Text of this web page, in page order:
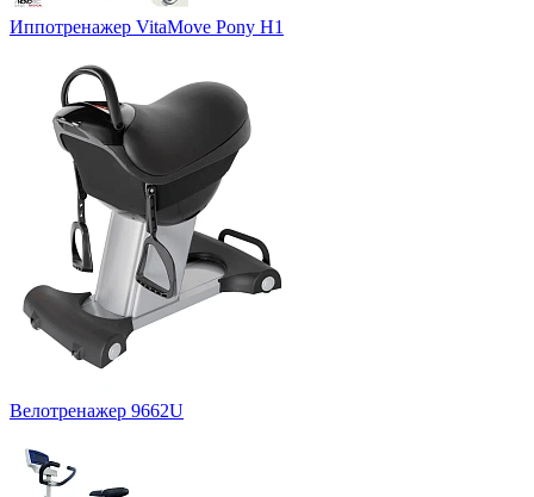
Иппотренажер VitaMove Pony H1
Велотренажер 9662U